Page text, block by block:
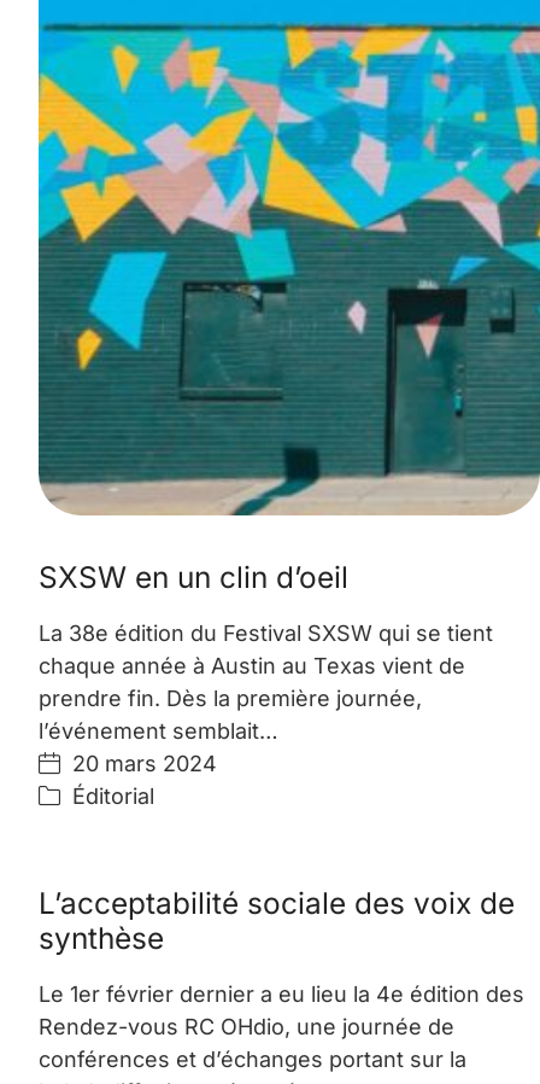
SXSW en un clin d’oeil
La 38e édition du Festival SXSW qui se tient
chaque année à Austin au Texas vient de
prendre fin. Dès la première journée,
l’événement semblait…
20 mars 2024
Éditorial
L’acceptabilité sociale des voix de
synthèse
Le 1er février dernier a eu lieu la 4e édition des
Rendez-vous RC OHdio, une journée de
conférences et d’échanges portant sur la